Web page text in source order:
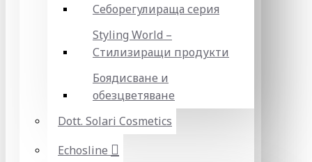
Себорегулираща серия
Styling World –
Стилизиращи продукти
Боядисване и
обезцветяване
Dott. Solari Cosmetics
Echosline